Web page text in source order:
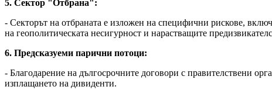
5. Сектор "Отбрана":
- Секторът на отбраната е изложен на специфични рискове,
на геополитическата несигурност и нарастващите
6. Предсказуеми парични потоци:
- Благодарение на дългосрочните договори с правителствени
изплащането на дивиденти.